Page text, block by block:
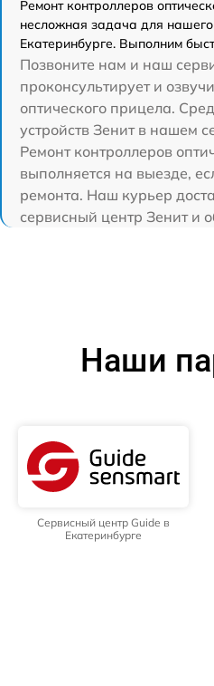
Ремонт контроллеров
несложная задача для
Екатеринбурге. Выполним
Позвоните нам и наш
проконсультирует и
оптического прицела.
устройств Зенит в нашем
Ремонт контроллеров
выполняется на выезде,
ремонта. Наш курьер
сервисный центр Зенит и
Наши
Сервисный центр Guide в
Екатеринбурге